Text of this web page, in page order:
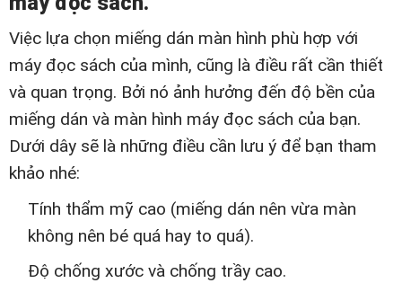
Việc lựa chọn miếng dán màn hình phù hợp với
máy đọc sách của mình, cũng là điều rất cần thiết
và quan trọng. Bởi nó ảnh hưởng đến độ bền của
miếng dán và màn hình máy đọc sách của bạn.
Dưới dây sẽ là những điều cần lưu ý để bạn tham
khảo nhé:
Tính thẩm mỹ cao (miếng dán nên vừa màn
không nên bé quá hay to quá).
Độ chống xước và chống trầy cao.